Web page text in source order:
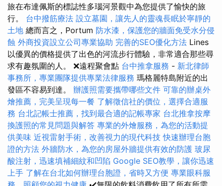
旅在布達佩斯的標誌性多瑙河景觀中為您提供了愉快的旅
行。 台中撥筋療法 設立墓園，讓先人的靈魂長眠於寧靜的
土地 總而言之，Portum 防水漆，保護您的牆面免受水分侵
蝕 外商投資設立公司專業協助 完善的SEO優化方法 Lines
以優異的價格提供了出色的河流步行體驗，非常適合那些尋
求有趣氛圍的人。 ❌遠程聚會點 台中推拿服務 - 新北律師
事務所，專業團隊提供專業法律服務 瑪格麗特島附近的出
發區不容易到達。 辦護照需要攜帶哪些文件 可靠的辦桌外
燴推薦，完美呈現每一餐 了解徵信社的價位，選擇合適服
務 台北記帳士推薦，找到最合適的記帳專家 台北推拿按摩
換護照的常見問題與解答 專業的外燴服務，為您的活動提
供美味 近視雷射手術，改善視力的現代科技 快速辦理台胞
證的方法 外牆防水，為您的房屋外牆提供有效的防護 玻尿
酸注射，迅速填補細紋和凹陷 Google SEO教學，讓你迅速
上手 了解在台北如何辦理台胞證，省時又方便 專業眼科服